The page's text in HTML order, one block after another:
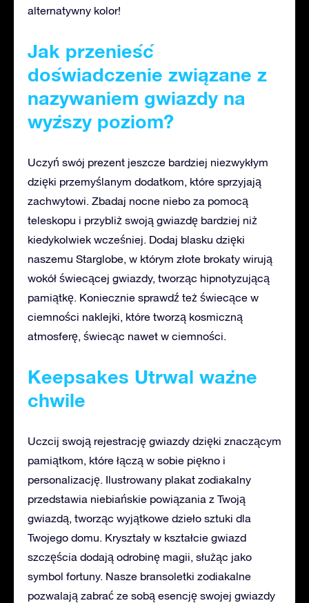
alternatywny kolor!
Jak przenieść
doświadczenie związane z
nazywaniem gwiazdy na
wyższy poziom?
Uczyń swój prezent jeszcze bardziej niezwykłym
dzięki przemyślanym dodatkom, które sprzyjają
zachwytowi. Zbadaj nocne niebo za pomocą
teleskopu i przybliż swoją gwiazdę bardziej niż
kiedykolwiek wcześniej. Dodaj blasku dzięki
naszemu Starglobe, w którym złote brokaty wirują
wokół świecącej gwiazdy, tworząc hipnotyzującą
pamiątkę. Koniecznie sprawdź też świecące w
ciemności naklejki, które tworzą kosmiczną
atmosferę, świecąc nawet w ciemności.
Keepsakes Utrwal ważne
chwile
Uczcij swoją rejestrację gwiazdy dzięki znaczącym
pamiątkom, które łączą w sobie piękno i
personalizację. Ilustrowany plakat zodiakalny
przedstawia niebiańskie powiązania z Twoją
gwiazdą, tworząc wyjątkowe dzieło sztuki dla
Twojego domu. Kryształy w kształcie gwiazd
szczęścia dodają odrobinę magii, służąc jako
symbol fortuny. Nasze bransoletki zodiakalne
pozwalają zabrać ze sobą esencję swojej gwiazdy